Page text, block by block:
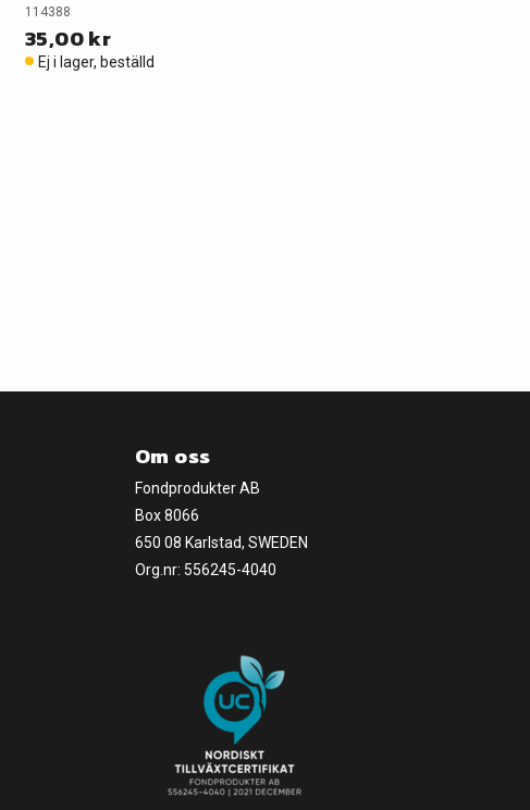
114388
35,00 kr
Ej i lager, beställd
Om oss
Fondprodukter AB
Box 8066
650 08 Karlstad, SWEDEN
Org.nr: 556245-4040